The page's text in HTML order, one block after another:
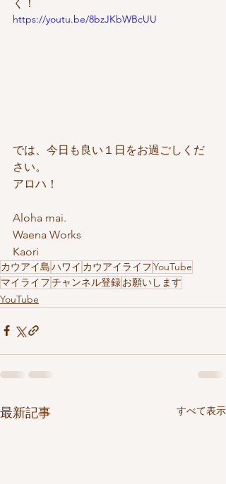
く！
https://youtu.be/8bzJKbWBcUU
では、今日も良い１日をお過ごしくだ
さい。
アロハ！
Aloha mai.
Waena Works
Kaori
カウアイ島ハワイ カウアイライフYouTube
マイライフチャンネル登録お願いします
YouTube
最新記事 すべて表示